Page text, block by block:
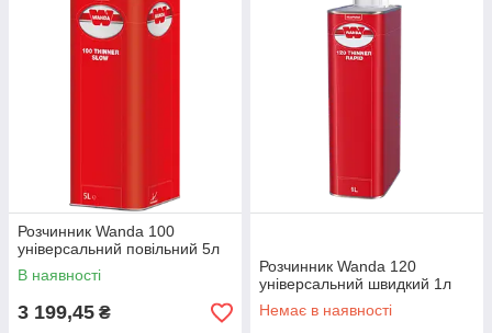
Розчинник Wanda 100
універсальний повільний 5л
В наявності
3 199,45 ₴
Розчинник Wanda 120
універсальний швидкий 1л
Немає в наявності